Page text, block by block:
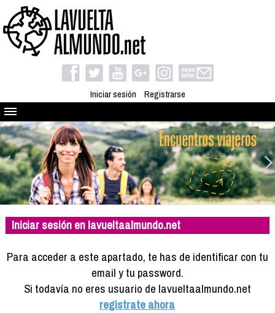
Iniciar sesión Registrarse
Quienes somos
El proyecto
Blog
Viaja con nosotros
Camino solidario
Libros
Compañeros de viaje
Info viajeros
Iniciar sesión en lavueltaalmundo.net
Para acceder a este apartado, te has de identificar con tu
email y tu password.
Si todavía no eres usuario de lavueltaalmundo.net
registrate ahora